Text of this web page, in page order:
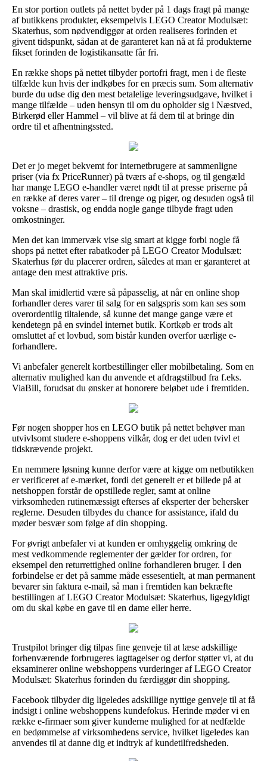
En stor portion outlets på nettet byder på 1 dags fragt på mange
af butikkens produkter, eksempelvis LEGO Creator Modulsæt:
Skaterhus, som nødvendiggør at orden realiseres forinden et
givent tidspunkt, sådan at de garanteret kan nå at få produkterne
fikset forinden de logistikansatte får fri.
En række shops på nettet tilbyder portofri fragt, men i de fleste
tilfælde kun hvis der indkøbes for en præcis sum. Som alternativ
burde du udse dig den mest betalelige leveringsudgave, hvilket i
mange tilfælde – uden hensyn til om du opholder sig i Næstved,
Birkerød eller Hammel – vil blive at få dem til at bringe din
ordre til et afhentningssted.
Det er jo meget bekvemt for internetbrugere at sammenligne
priser (via fx PriceRunner) på tværs af e-shops, og til gengæld
har mange LEGO e-handler været nødt til at presse priserne på
en række af deres varer – til drenge og piger, og desuden også til
voksne – drastisk, og endda nogle gange tilbyde fragt uden
omkostninger.
Men det kan immervæk vise sig smart at kigge forbi nogle få
shops på nettet efter rabatkoder på LEGO Creator Modulsæt:
Skaterhus før du placerer ordren, således at man er garanteret at
antage den mest attraktive pris.
Man skal imidlertid være så påpasselig, at når en online shop
forhandler deres varer til salg for en salgspris som kan ses som
overordentlig tiltalende, så kunne det mange gange være et
kendetegn på en svindel internet butik. Kortkøb er trods alt
omsluttet af et lovbud, som bistår kunden overfor uærlige e-
forhandlere.
Vi anbefaler generelt kortbestillinger eller mobilbetaling. Som en
alternativ mulighed kan du anvende et afdragstilbud fra f.eks.
ViaBill, forudsat du ønsker at honorere beløbet ude i fremtiden.
Før nogen shopper hos en LEGO butik på nettet behøver man
utvivlsomt studere e-shoppens vilkår, dog er det uden tvivl et
tidskrævende projekt.
En nemmere løsning kunne derfor være at kigge om netbutikken
er verificeret af e-mærket, fordi det generelt er et billede på at
netshoppen forstår de opstillede regler, samt at online
virksomheden rutinemæssigt efterses af eksperter der behersker
reglerne. Desuden tilbydes du chance for assistance, ifald du
møder besvær som følge af din shopping.
For øvrigt anbefaler vi at kunden er omhyggelig omkring de
mest vedkommende reglementer der gælder for ordren, for
eksempel den returrettighed online forhandleren bruger. I den
forbindelse er det på samme måde essesentielt, at man permanent
bevarer sin faktura e-mail, så man i fremtiden kan bekræfte
bestillingen af LEGO Creator Modulsæt: Skaterhus, ligegyldigt
om du skal købe en gave til en dame eller herre.
Trustpilot bringer dig tilpas fine genveje til at læse adskillige
forhenværende forbrugeres iagttagelser og derfor støtter vi, at du
eksaminerer online webshoppens vurderinger af LEGO Creator
Modulsæt: Skaterhus forinden du færdiggør din shopping.
Facebook tilbyder dig ligeledes adskillige nyttige genveje til at få
indsigt i online webshoppens kundefokus. Herinde møder vi en
række e-firmaer som giver kunderne mulighed for at nedfælde
en bedømmelse af virksomhedens service, hvilket ligeledes kan
anvendes til at danne dig et indtryk af kundetilfredsheden.